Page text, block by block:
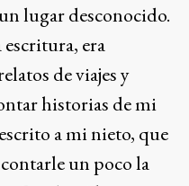
lugar desconocido.
era
de viajes y
historias de mi
a mi nieto, que
un poco la